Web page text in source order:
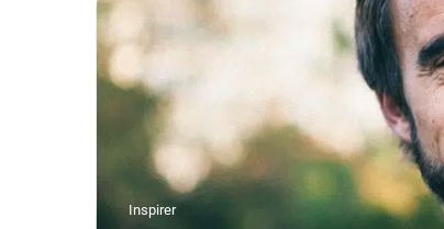
Inspirer